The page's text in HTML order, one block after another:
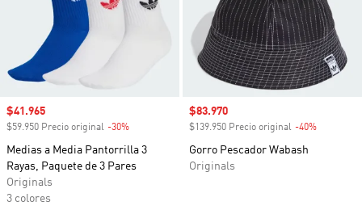
Precio de venta
$41.965
$59.950 Precio original -30%
Medias a Media Pantorrilla 3
Rayas, Paquete de 3 Pares
Originals
3 colores
Precio de venta
$83.970
$139.950 Precio original -40%
Gorro Pescador Wabash
Originals